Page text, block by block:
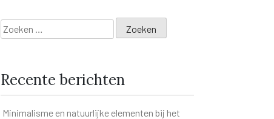
Zoeken
naar:
Recente berichten
Minimalisme en natuurlijke elementen bij het